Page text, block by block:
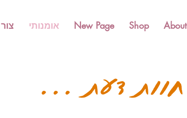
About
Shop
New Page אומנותי
חוות דעת ...